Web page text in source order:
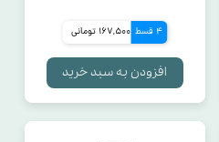
4 قسط 167,500 تومانی
افزودن به سبد خرید